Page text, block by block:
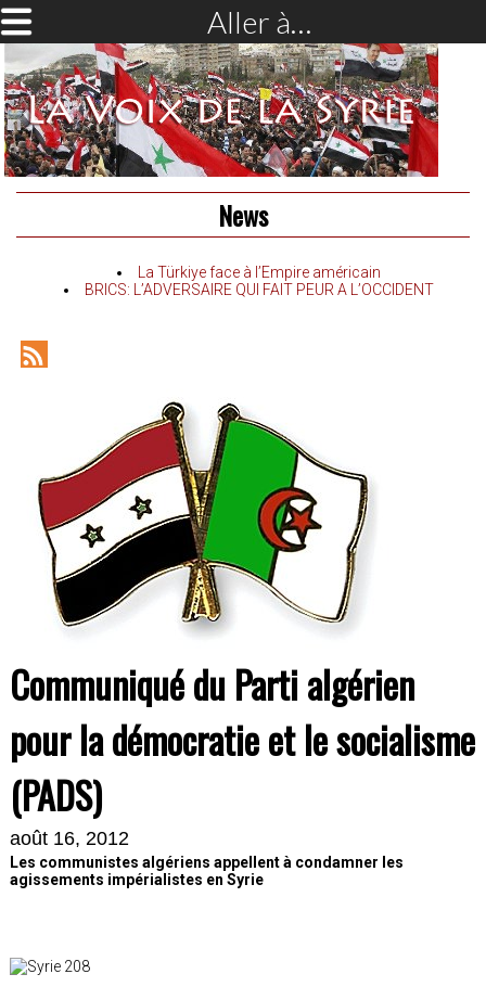
Aller à…
News
La Türkiye face à l’Empire américain
BRICS: L’ADVERSAIRE QUI FAIT PEUR A L’OCCIDENT
RSS
Communiqué du Parti algérien
pour la démocratie et le socialisme
(PADS)
août 16, 2012
Les communistes algériens appellent à condamner les
agissements impérialistes en Syrie